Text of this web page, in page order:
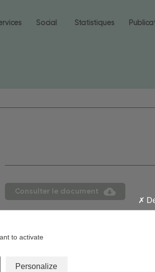
Social Statistiques
Consulter le document
to activate
Personalize